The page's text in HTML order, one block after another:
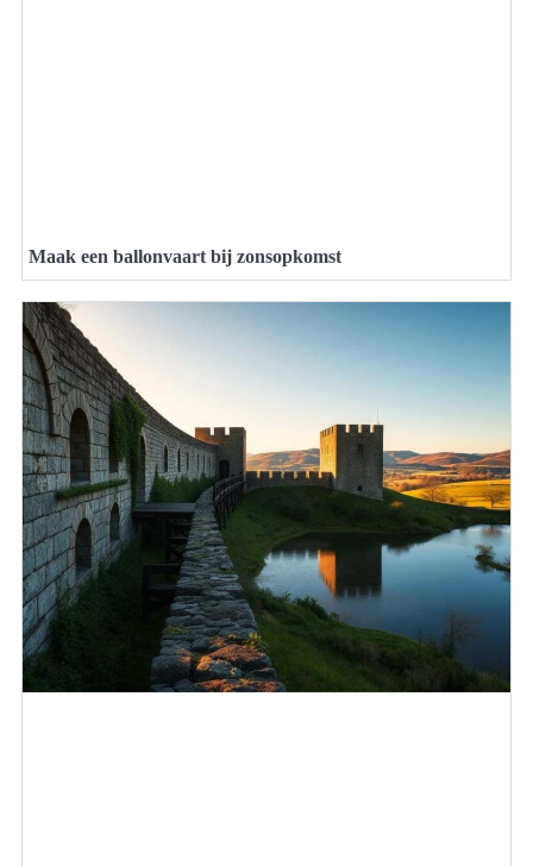
Maak een ballonvaart bij zonsopkomst